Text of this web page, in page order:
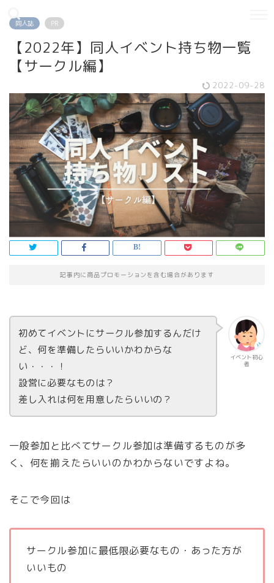
同人誌 PR
【2022年】同人イベント持ち物一覧
【サークル編】
2022-09-28
記事内に商品プロモーションを含む場合があります
イベント初心
者
初めてイベントにサークル参加するんだけ
ど、何を準備したらいいかわからな
い・・・！
設営に必要なものは？
差し入れは何を用意したらいいの？
一般参加と比べてサークル参加は準備するものが多
く、何を揃えたらいいのかわからないですよね。
そこで今回は
サークル参加に最低限必要なもの・あった方が
いいもの